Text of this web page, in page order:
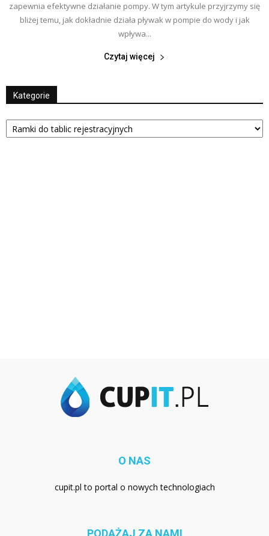
zapewnia efektywne działanie pompy. W tym artykule przyjrzymy się
bliżej temu, jak dokładnie działa pływak w pompie do wody i jak
wpływa...
Czytaj więcej
Kategorie
Kategorie
O NAS
cupit.pl to portal o nowych technologiach